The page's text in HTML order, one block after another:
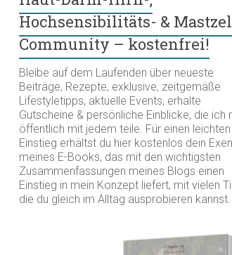
Hochsensibilitäts- &
Community – kostenfrei!
Bleibe auf dem Laufenden über neueste
Beiträge, Rezepte, exklusive, zeitgemäße
Lifestyletipps, aktuelle Events, erhalte
Gutscheine & persönliche Einblicke, die ich
öffentlich mit jedem teile. Für einen leichten
Einstieg erhältst du hier kostenlos dein
meines E-Books, das mit den wichtigsten
Zusammenfassungen meines Blogs einen
Einstieg in mein Konzept liefert, mit vielen
die du gleich im Alltag ausprobieren kannst.